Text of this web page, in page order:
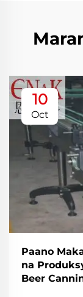
10
Oct
Paano
na
Beer